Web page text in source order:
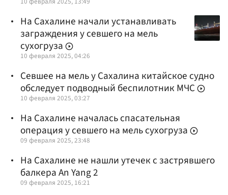
На Сахалине начали устанавливать
заграждения у севшего на мель
сухогруза
10 февраля 2025, 04:26
Севшее на мель у Сахалина китайское судно
обследует подводный беспилотник МЧС
10 февраля 2025, 03:27
На Сахалине началась спасательная
операция у севшего на мель сухогруза
09 февраля 2025, 23:48
На Сахалине не нашли утечек с застрявшего
балкера An Yang 2
09 февраля 2025, 16:21